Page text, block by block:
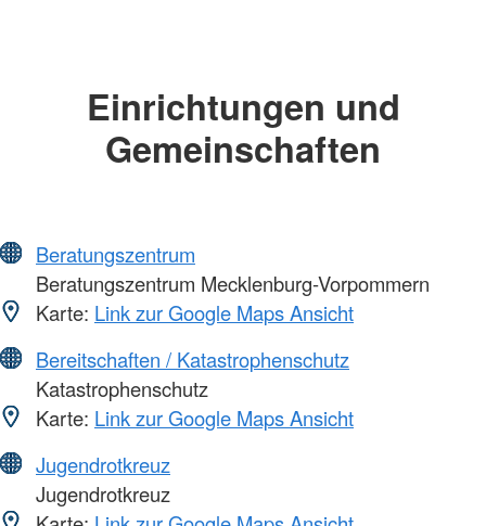
Einrichtungen und
Gemeinschaften
Beratungszentrum
Beratungszentrum Mecklenburg-Vorpommern
Karte: Link zur Google Maps Ansicht
Bereitschaften / Katastrophenschutz
Katastrophenschutz
Karte: Link zur Google Maps Ansicht
Jugendrotkreuz
Jugendrotkreuz